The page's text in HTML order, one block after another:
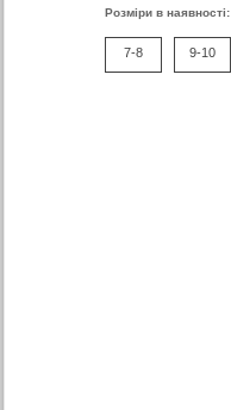
Розміри в наявності:
7-8 9-10